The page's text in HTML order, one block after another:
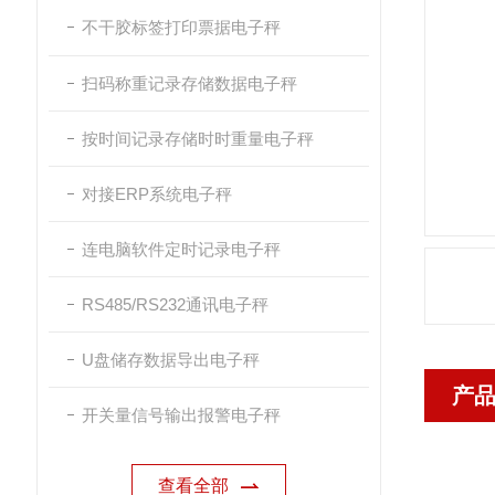
不干胶标签打印票据电子秤
扫码称重记录存储数据电子秤
按时间记录存储时时重量电子秤
对接ERP系统电子秤
连电脑软件定时记录电子秤
RS485/RS232通讯电子秤
U盘储存数据导出电子秤
开关量信号输出报警电子秤
查看全部
产